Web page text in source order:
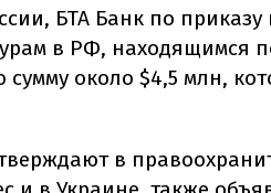
БТА Банк по
в РФ, находящимся
около $4,5 млн,
в